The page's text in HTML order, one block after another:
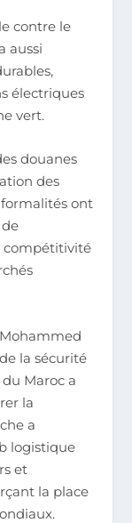
contre le
aussi
électriques
vert.
douanes
des
ont
compétitivité
la sécurité
Maroc a
la
a
logistique
et
la place